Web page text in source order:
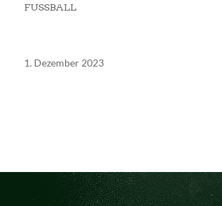
FUSSBALL
1. Dezember 2023